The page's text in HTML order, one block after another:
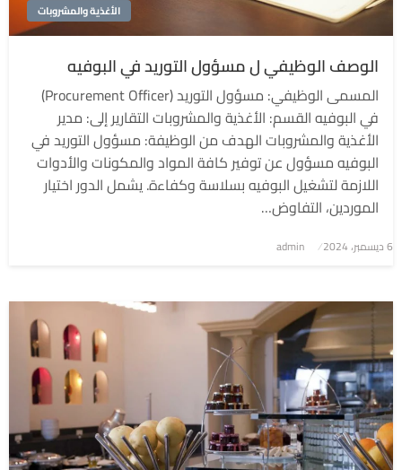
الأغذية والمشروبات
الوصف الوظيفي ل مسؤول التوريد في البوفيه
المسمى الوظيفي: مسؤول التوريد (Procurement Officer)
في البوفيه القسم: الأغذية والمشروبات التقارير إلى: مدير
الأغذية والمشروبات الهدف من الوظيفة: مسؤول التوريد في
البوفيه مسؤول عن توفير كافة المواد والمكونات والأدوات
اللازمة لتشغيل البوفيه بسلاسة وكفاءة. يشمل الدور اختيار
الموردين، التفاوض…
نُشر
6 ديسمبر، 2024 admin